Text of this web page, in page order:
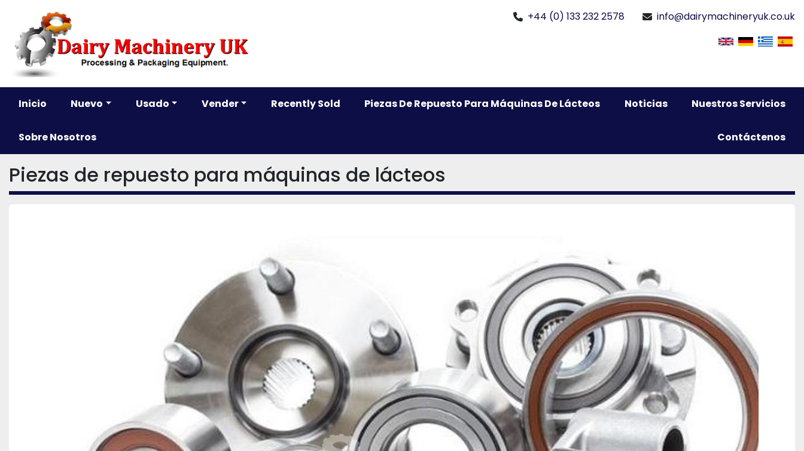
+44 (0) 133 232 2578 info@dairymachineryuk.co.uk
Inicio Nuevo Usado Recently Sold Noticias
Vender Piezas De Repuesto Para Máquinas De Lácteos Nuestros Servicios
Sobre Nosotros Contáctenos
Piezas de repuesto para máquinas de lácteos